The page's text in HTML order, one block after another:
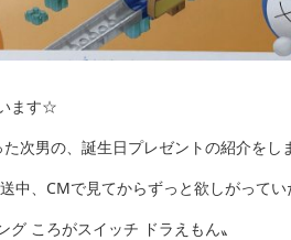
ます☆
次男の、誕生日プレゼントの紹介をし
中、CMで見てからずっと欲しがってい
グ ころがスイッチ ドラえもん〟